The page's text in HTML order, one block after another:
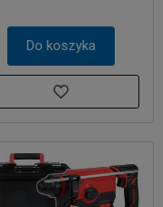
Do koszyka